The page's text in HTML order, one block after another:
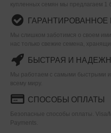
купленных семян мы предлагаем 1
ГАРАНТИРОВАННОЕ
Мы слишком заботимся о своем
нас только свежие семена,
БЫСТРАЯ И
Мы работаем с самыми быстрыми
всему миру.
СПОСОБЫ ОПЛАТЫ
Безопасные способы оплаты. Visa/
Payments.